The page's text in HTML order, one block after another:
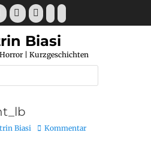
Biasi
| Kurzgeschichten
Biasi
Kommentar